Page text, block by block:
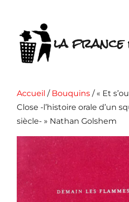
la france
Accueil / Bouquins / « Et
Close -l’histoire orale d’un
siècle- » Nathan Golshem